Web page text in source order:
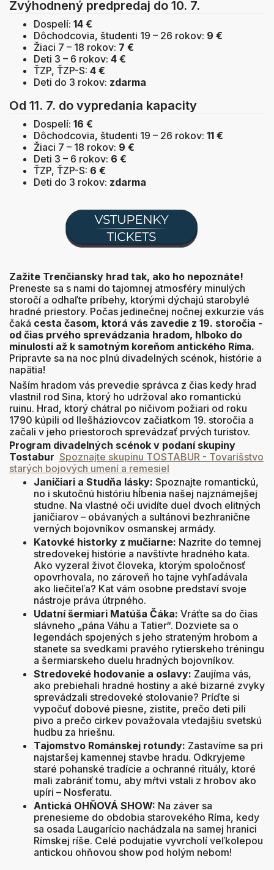
Zvýhodnený predpredaj do 10. 7.
Dospelí: 14 €
Dôchodcovia, študenti 19 – 26 rokov: 9 €
Žiaci 7 – 18 rokov: 7 €
Deti 3 – 6 rokov: 4 €
ŤZP, ŤZP-S: 4 €
Deti do 3 rokov: zdarma
Od 11. 7. do vypredania kapacity
Dospelí: 16 €
Dôchodcovia, študenti 19 – 26 rokov: 11 €
Žiaci 7 – 18 rokov: 9 €
Deti 3 – 6 rokov: 6 €
ŤZP, ŤZP-S: 6 €
Deti do 3 rokov: zdarma
Zažite Trenčiansky hrad tak, ako ho nepoznáte!
Preneste sa s nami do tajomnej atmosféry minulých
storočí a odhaľte príbehy, ktorými dýchajú starobylé
hradné priestory. Počas jedinečnej nočnej exkurzie vás
čaká cesta časom, ktorá vás zavedie z 19. storočia -
od čias prvého sprevádzania hradom, hlboko do
minulosti až k samotným koreňom antického Ríma.
Pripravte sa na noc plnú divadelných scénok, histórie a
napätia!
Naším hradom vás prevedie správca z čias kedy hrad
vlastnil rod Sina, ktorý ho udržoval ako romantickú
ruinu. Hrad, ktorý chátral po ničivom požiari od roku
1790 kúpili od Ilešháziovcov začiatkom 19. storočia a
začali v jeho priestoroch sprevádzať prvých turistov.
Program divadelných scénok v podaní skupiny
Tostabur Spoznajte skupinu TOSTABUR - Tovarišstvo
starých bojových umení a remesiel
Janičiari a Studňa lásky: Spoznajte romantickú,
no i skutočnú históriu hĺbenia našej najznámejšej
studne. Na vlastné oči uvidíte duel dvoch elitných
janičiarov – obávaných a sultánovi bezhranične
verných bojovníkov osmanskej armády.
Katovké historky z mučiarne: Nazrite do temnej
stredovekej histórie a navštívte hradného kata.
Ako vyzeral život človeka, ktorým spoločnosť
opovrhovala, no zároveň ho tajne vyhľadávala
ako liečiteľa? Kat vám osobne predstaví svoje
nástroje práva útrpného.
Udatní šermiari Matúša Čáka: Vráťte sa do čias
slávneho „pána Váhu a Tatier“. Dozviete sa o
legendách spojených s jeho strateným hrobom a
stanete sa svedkami pravého rytierskeho tréningu
a šermiarskeho duelu hradných bojovníkov.
Stredoveké hodovanie a oslavy: Zaujíma vás,
ako prebiehali hradné hostiny a aké bizarné zvyky
sprevádzali stredoveké stolovanie? Príďte si
vypočuť dobové piesne, zistite, prečo deti pili
pivo a prečo cirkev považovala vtedajšiu svetskú
hudbu za hriešnu.
Tajomstvo Románskej rotundy: Zastavíme sa pri
najstaršej kamennej stavbe hradu. Odkryjeme
staré pohanské tradície a ochranné rituály, ktoré
mali zabrániť tomu, aby mŕtvi vstali z hrobov ako
upíri – Nosferatu.
Antická OHŇOVÁ SHOW: Na záver sa
prenesieme do obdobia starovekého Ríma, kedy
sa osada Laugarício nachádzala na samej hranici
Rímskej ríše. Celé podujatie vyvrcholí veľkolepou
antickou ohňovou show pod holým nebom!